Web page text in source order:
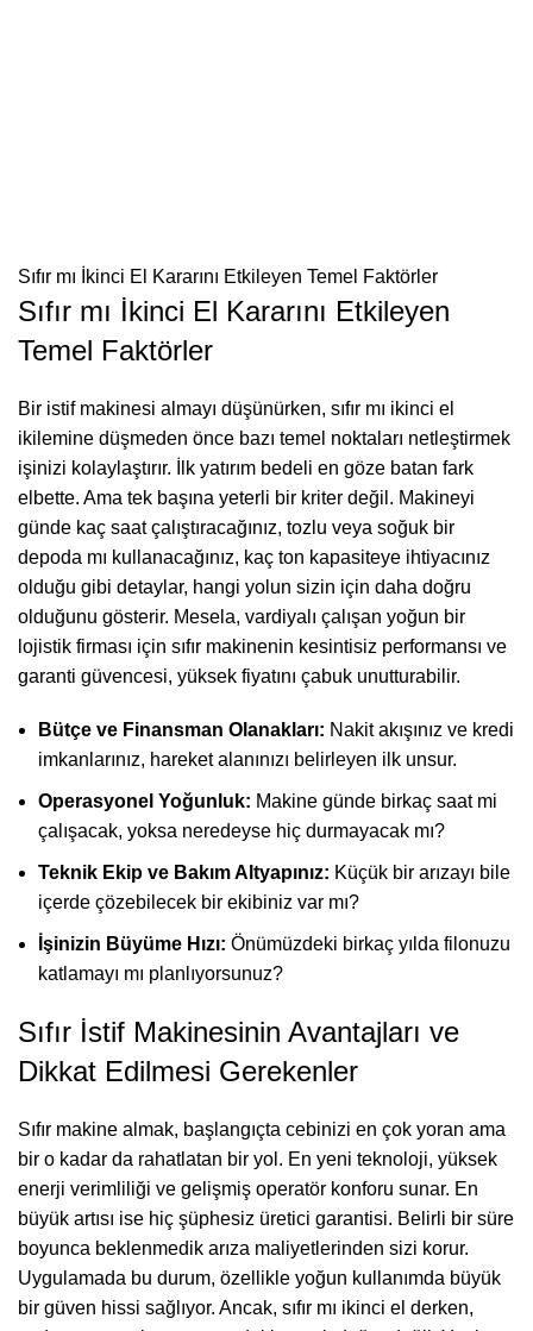
Sıfır mı İkinci El Kararını Etkileyen Temel Faktörler
Sıfır mı İkinci El Kararını Etkileyen
Temel Faktörler
Bir istif makinesi almayı düşünürken, sıfır mı ikinci el
ikilemine düşmeden önce bazı temel noktaları netleştirmek
işinizi kolaylaştırır. İlk yatırım bedeli en göze batan fark
elbette. Ama tek başına yeterli bir kriter değil. Makineyi
günde kaç saat çalıştıracağınız, tozlu veya soğuk bir
depoda mı kullanacağınız, kaç ton kapasiteye ihtiyacınız
olduğu gibi detaylar, hangi yolun sizin için daha doğru
olduğunu gösterir. Mesela, vardiyalı çalışan yoğun bir
lojistik firması için sıfır makinenin kesintisiz performansı ve
garanti güvencesi, yüksek fiyatını çabuk unutturabilir.
Bütçe ve Finansman Olanakları: Nakit akışınız ve kredi
imkanlarınız, hareket alanınızı belirleyen ilk unsur.
Operasyonel Yoğunluk: Makine günde birkaç saat mi
çalışacak, yoksa neredeyse hiç durmayacak mı?
Teknik Ekip ve Bakım Altyapınız: Küçük bir arızayı bile
içerde çözebilecek bir ekibiniz var mı?
İşinizin Büyüme Hızı: Önümüzdeki birkaç yılda filonuzu
katlamayı mı planlıyorsunuz?
Sıfır İstif Makinesinin Avantajları ve
Dikkat Edilmesi Gerekenler
Sıfır makine almak, başlangıçta cebinizi en çok yoran ama
bir o kadar da rahatlatan bir yol. En yeni teknoloji, yüksek
enerji verimliliği ve gelişmiş operatör konforu sunar. En
büyük artısı ise hiç şüphesiz üretici garantisi. Belirli bir süre
boyunca beklenmedik arıza maliyetlerinden sizi korur.
Uygulamada bu durum, özellikle yoğun kullanımda büyük
bir güven hissi sağlıyor. Ancak, sıfır mı ikinci el derken,